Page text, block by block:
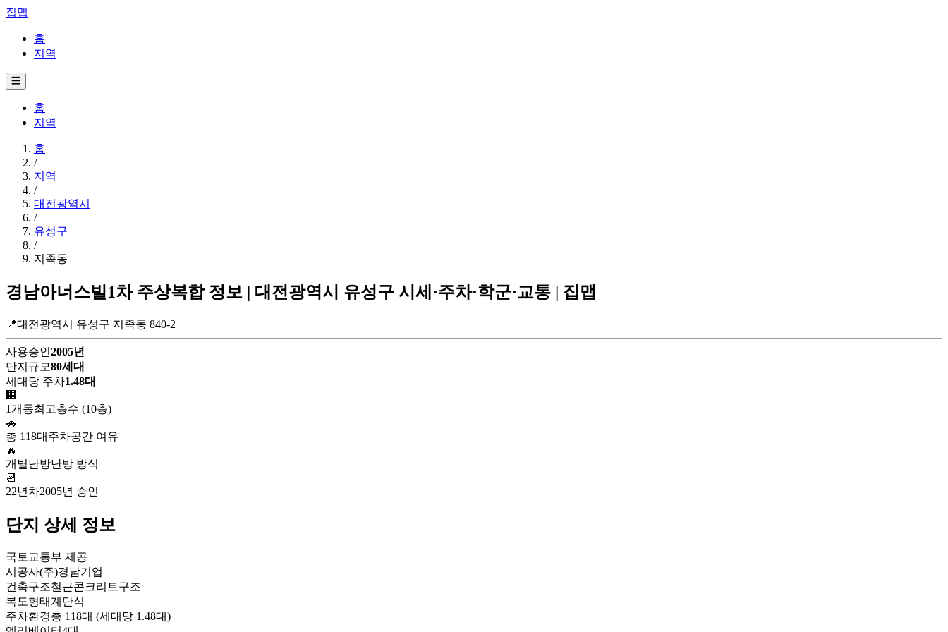
집맵
홈
지역
☰
홈
지역
홈
/
지역
/
대전광역시
/
유성구
/
지족동
경남아너스빌1차 주상복합 정보 | 대전광역시 유성구 시세·주차·학군·교통 | 집맵
📍대전광역시 유성구 지족동 840-2
사용승인2005년
단지규모80세대
세대당 주차1.48대
🏢
1개동최고층수 (10층)
🚗
총 118대 주차공간 여유
🔥
개별난방난방 방식
📆
22년차2005년 승인
단지 상세 정보
국토교통부 제공
시공사(주)경남기업
건축구조철근콘크리트구조
복도형태계단식
주차환경총 118대 (세대당 1.48대)